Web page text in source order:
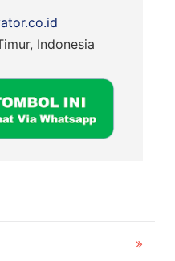
Indonesia